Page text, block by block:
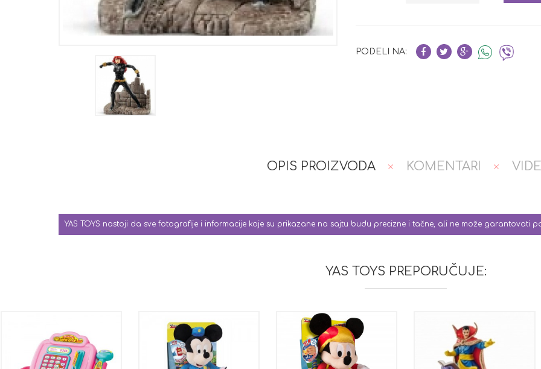
PODELI NA:
OPIS PROIZVODA KOMENTARI
YAS TOYS nastoji da sve fotografije i informacije koje su prikazane na sajtu budu precizne i tačne, ali ne može garantovati
YAS TOYS PREPORUČUJE: